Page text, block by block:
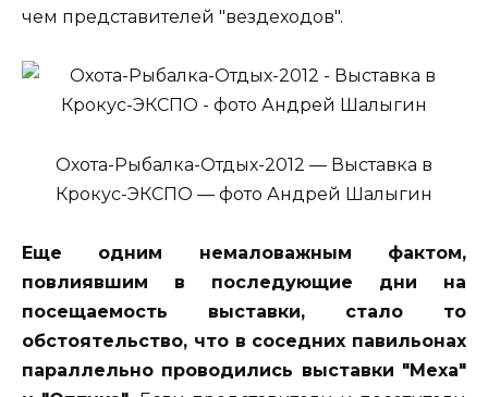
чем представителей "вездеходов".
Охота-Рыбалка-Отдых-2012 — Выставка в
Крокус-ЭКСПО — фото Андрей Шалыгин
Еще одним немаловажным фактом,
повлиявшим в последующие дни на
посещаемость выставки, стало то
обстоятельство, что в соседних павильонах
параллельно проводились выставки "Меха"